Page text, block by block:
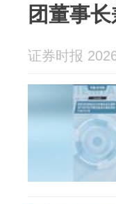
团董事
证券时报